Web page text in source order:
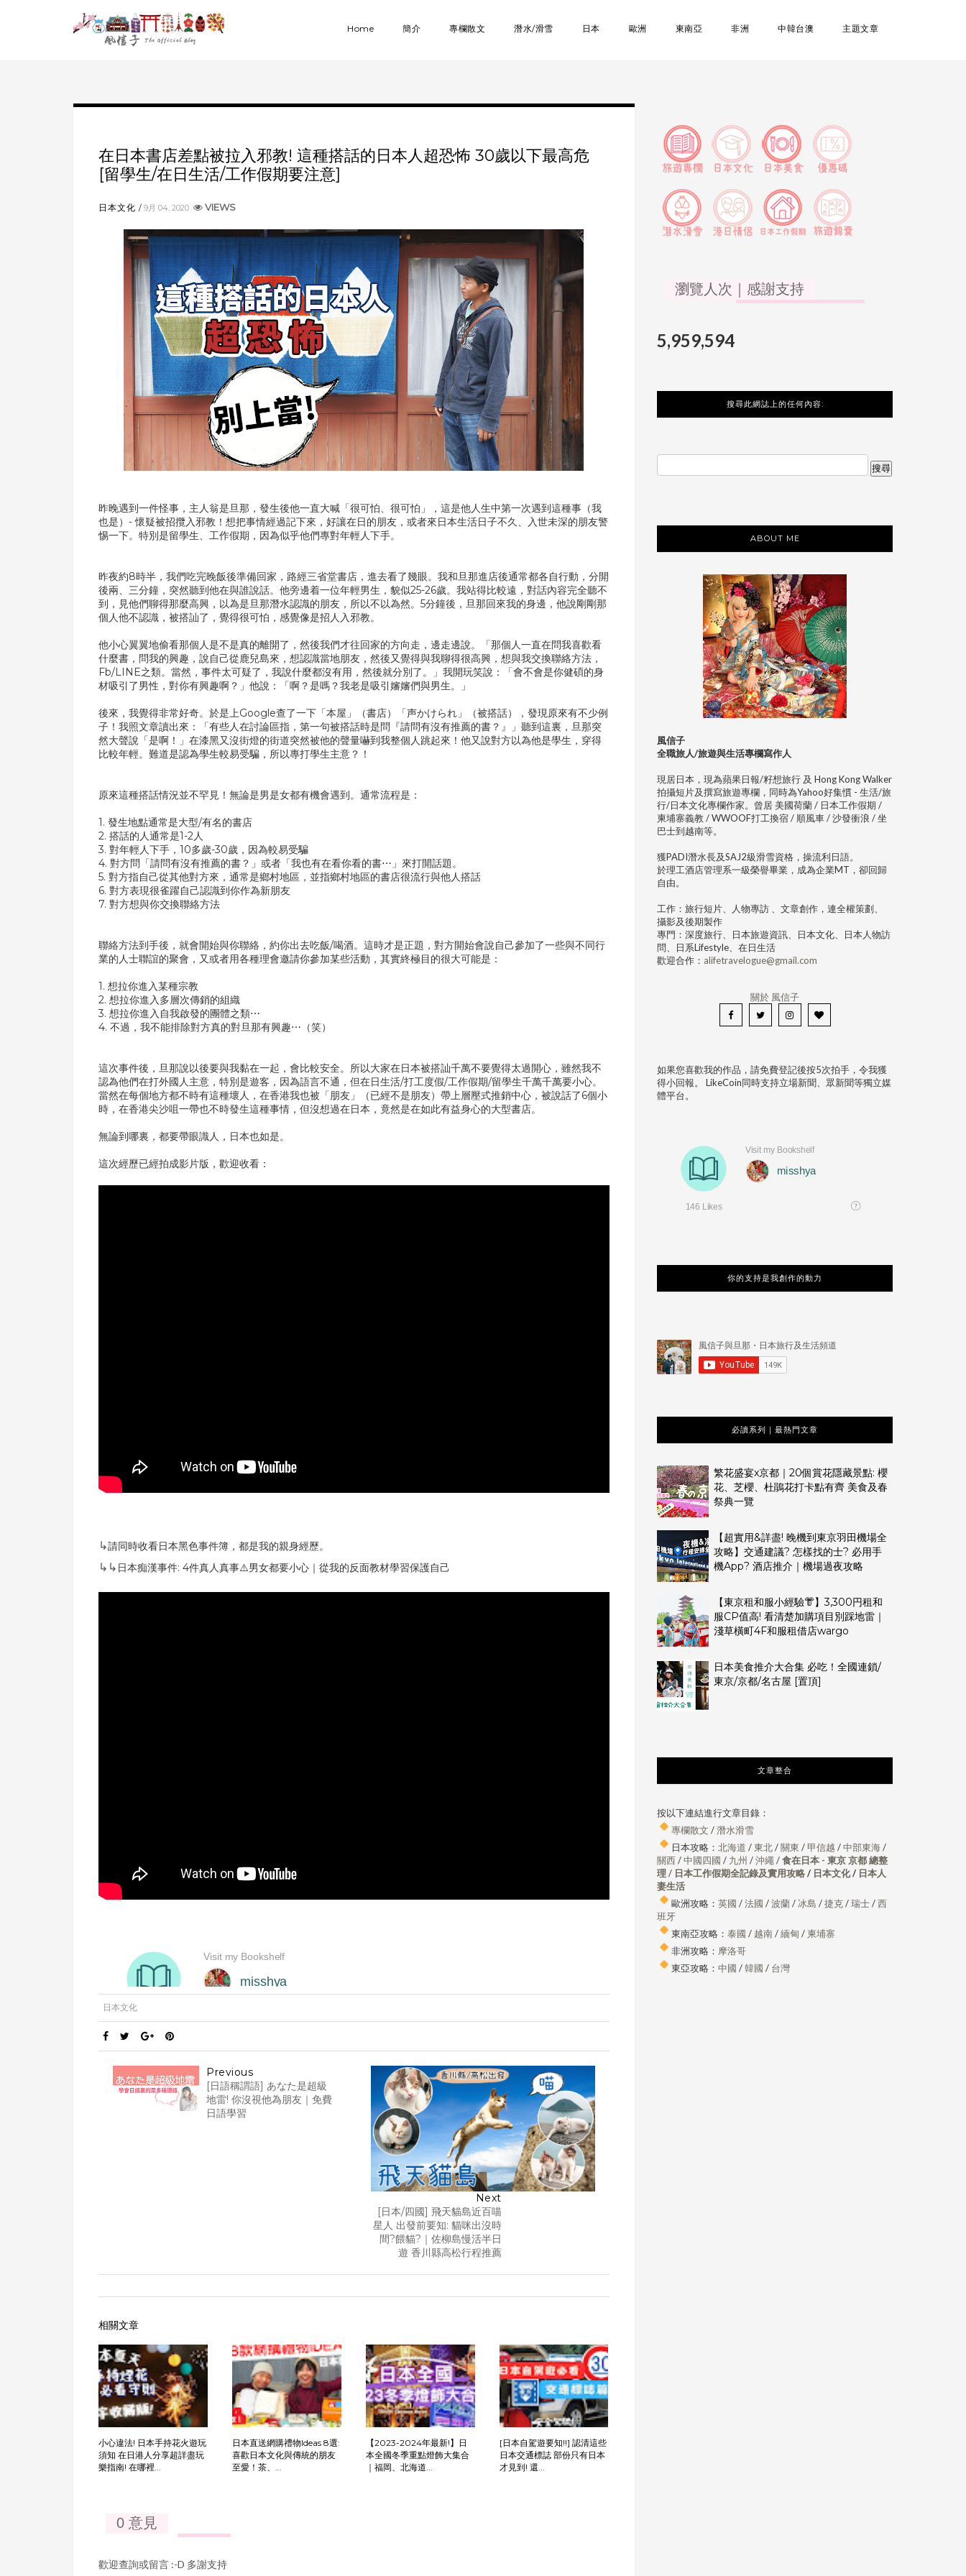
Home 簡介 專欄散文 潛水/滑雪 日本 歐洲 東南亞 非洲 中韓台澳 主題文章
在日本書店差點被拉入邪教! 這種搭話的日本人超恐怖 30歲以下最高危
[留學生/在日生活/工作假期要注意]
日本文化 9月 04, 2020 VIEWS
昨晚遇到一件怪事，主人翁是旦那，發生後他一直大喊「很可怕、很可怕」，這是他人生中第一次遇到這種事（我
也是）- 懷疑被招攬入邪教！想把事情經過記下來，好讓在日的朋友，或者來日本生活日子不久、入世未深的朋友警
惕一下。特別是留學生、工作假期，因為似乎他們專對年輕人下手。
昨夜約8時半，我們吃完晚飯後準備回家，路經三省堂書店，進去看了幾眼。我和旦那進店後通常都各自行動，分開
後兩、三分鐘，突然聽到他在與誰說話。他旁邊着一位年輕男生，貌似25-26歲。我站得比較遠，對話內容完全聽不
到，見他們聊得那麼高興，以為是旦那潛水認識的朋友，所以不以為然。5分鐘後，旦那回來我的身邊，他說剛剛那
個人他不認識，被搭訕了，覺得很可怕，感覺像是招人入邪教。
他小心翼翼地偷看那個人是不是真的離開了，然後我們才往回家的方向走，邊走邊說。「那個人一直在問我喜歡看
什麼書，問我的興趣，說自己從鹿兒島來，想認識當地朋友，然後又覺得與我聊得很高興，想與我交換聯絡方法，
Fb/LINE之類。當然，事件太可疑了，我說什麼都沒有用，然後就分別了。」我開玩笑說：「會不會是你健碩的身
材吸引了男性，對你有興趣啊？」他說：「啊？是嗎？我老是吸引嬸嬸們與男生。」
後來，我覺得非常好奇。於是上Google查了一下「本屋」（書店）「声かけられ」（被搭話），發現原來有不少例
子！我照文章讀出來：「有些人在討論區指，第一句被搭話時是問『請問有沒有推薦的書？』」聽到這裏，旦那突
然大聲說「是啊！」在漆黑又沒街燈的街道突然被他的聲量嚇到我整個人跳起來！他又說對方以為他是學生，穿得
比較年輕。難道是認為學生較易受騙，所以專打學生主意？！
原來這種搭話情況並不罕見！無論是男是女都有機會遇到。通常流程是：
1. 發生地點通常是大型/有名的書店
2. 搭話的人通常是1-2人
3. 對年輕人下手，10多歲-30歲，因為較易受騙
4. 對方問「請問有沒有推薦的書？」或者「我也有在看你看的書⋯」來打開話題。
5. 對方指自己從其他對方來，通常是鄉村地區，並指鄉村地區的書店很流行與他人搭話
6. 對方表現很雀躍自己認識到你作為新朋友
7. 對方想與你交換聯絡方法
聯絡方法到手後，就會開始與你聯絡，約你出去吃飯/喝酒。這時才是正題，對方開始會說自己參加了一些與不同行
業的人士聯誼的聚會，又或者用各種理會邀請你參加某些活動，其實終極目的很大可能是：
1. 想拉你進入某種宗教
2. 想拉你進入多層次傳銷的組織
3. 想拉你進入自我啟發的團體之類⋯
4. 不過，我不能排除對方真的對旦那有興趣⋯（笑）
這次事件後，旦那說以後要與我黏在一起，會比較安全。所以大家在日本被搭訕千萬不要覺得太過開心，雖然我不
認為他們在打外國人主意，特別是遊客，因為語言不通，但在日生活/打工度假/工作假期/留學生千萬千萬要小心。
當然在每個地方都不時有這種壞人，在香港我也被「朋友」（已經不是朋友）帶上層壓式推銷中心，被說話了6個小
時，在香港尖沙咀一帶也不時發生這種事情，但沒想過在日本，竟然是在如此有益身心的大型書店。
無論到哪裏，都要帶眼識人，日本也如是。
這次經歷已經拍成影片版，歡迎收看：
↳請同時收看日本黑色事件簿，都是我的親身經歷。
↳↳ 日本痴漢事件: 4件真人真事⚠️男女都要小心｜從我的反面教材學習保護自己
日本文化
Next
[日本/四國] 飛天貓島近百喵
星人 出發前要知: 貓咪出沒時
間?餵貓?｜佐柳島慢活半日
遊 香川縣高松行程推薦
Previous
[日語稱謂語] あなた是超級
地雷! 你沒視他為朋友｜免費
日語學習
相關文章
小心違法! 日本手持花火遊玩
須知 在日港人分享超詳盡玩
樂指南! 在哪裡...
日本直送網購禮物Ideas 8選:
喜歡日本文化與傳統的朋友
至愛！茶、...
【2023-2024年最新!】日
本全國冬季重點燈飾大集合
｜福岡、北海道...
[日本自駕遊要知!!] 認清這些
日本交通標誌 部份只有日本
才見到! 還...
0 意見
歡迎查詢或留言 :-D 多謝支持
瀏覽人次｜感謝支持
5,959,594
搜尋此網誌上的任何內容:
ABOUT ME
風信子
全職旅人/旅遊與生活專欄寫作人
現居日本，現為蘋果日報/籽想旅行 及 Hong Kong Walker
拍攝短片及撰寫旅遊專欄，同時為Yahoo好集慣 - 生活/旅
行/日本文化專欄作家。曾居 美國荷蘭 / 日本工作假期 /
柬埔寨義教 / WWOOF打工換宿 / 順風車 / 沙發衝浪 / 坐
巴士到越南等。
獲PADI潛水長及SAJ2級滑雪資格，操流利日語。
於理工酒店管理系一級榮譽畢業，成為企業MT，卻回歸
自由。
工作：旅行短片、人物專訪 、文章創作，連全權策劃、
攝影及後期製作
專門：深度旅行、日本旅遊資訊、日本文化、日本人物訪
問、日系Lifestyle、在日生活
歡迎合作： alifetravelogue@gmail.com
關於 風信子
如果您喜歡我的作品，請免費登記後按5次拍手，令我獲
得小回報。 LikeCoin同時支持立場新聞、眾新聞等獨立媒
體平台。
你的支持是我創作的動力
必讀系列｜最熱門文章
繁花盛宴x京都｜20個賞花隱藏景點: 櫻
花、芝櫻、杜鵑花打卡點有齊 美食及春
祭典一覽
【超實用&詳盡! 晚機到東京羽田機場全
攻略】交通建議? 怎樣找的士? 必用手
機App? 酒店推介｜機場過夜攻略
【東京租和服小經驗👘】3,300円租和
服CP值高! 看清楚加購項目別踩地雷｜
淺草橫町4F和服租借店wargo
日本美食推介大合集 必吃！全國連鎖/
東京/京都/名古屋 [置頂]
文章整合
按以下連結進行文章目錄：
專欄散文 /潛水滑雪
日本攻略：北海道 /東北/關東 /甲信越 /中部東海/
關西/中國四國 / 九州 /沖繩 /食在日本 - 東京 京都 總整
理/ 日本工作假期全記錄及實用攻略/ 日本文化/ 日本人
妻生活
歐洲攻略：英國 /法國 /波蘭/ 冰島 /捷克/瑞士/西
班牙
東南亞攻略：泰國 / 越南/緬甸 / 柬埔寨
非洲攻略： 摩洛哥
東亞攻略：中國 /韓國 / 台灣